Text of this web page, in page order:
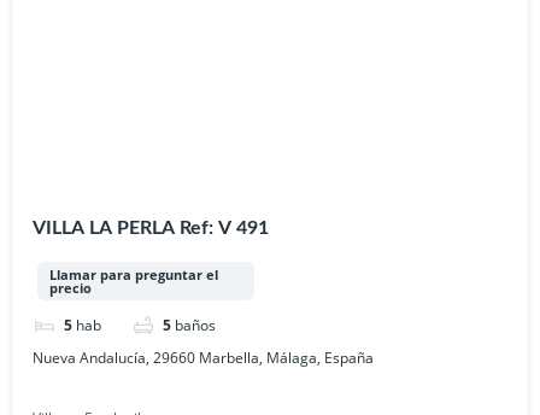
VILLA LA PERLA Ref: V 491
Llamar para preguntar el
precio
5 hab 5 baños
Nueva Andalucía, 29660 Marbella, Málaga, España